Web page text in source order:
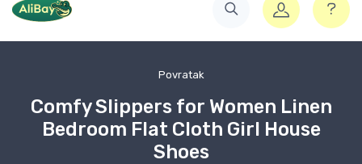
Povratak
Comfy Slippers for Women Linen
Bedroom Flat Cloth Girl House
Shoes